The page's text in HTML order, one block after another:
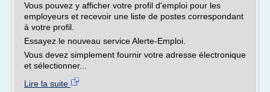
Vous pouvez y afficher votre profil d'emploi pour les
employeurs et recevoir une liste de postes correspondant
à votre profil.
Essayez le nouveau service Alerte-Emploi.
Vous devez simplement fournir votre adresse électronique
et sélectionner...
Lire la suite